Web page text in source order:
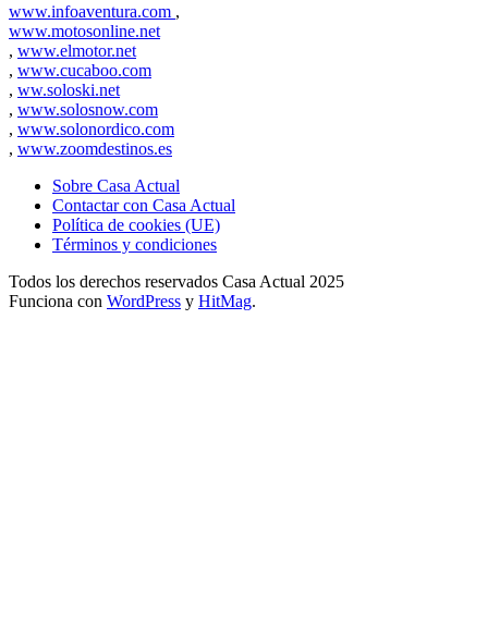
www.infoaventura.com ,
www.motosonline.net
, www.elmotor.net
, www.cucaboo.com
, ww.soloski.net
, www.solosnow.com
, www.solonordico.com
, www.zoomdestinos.es
Sobre Casa Actual
Contactar con Casa Actual
Política de cookies (UE)
Términos y condiciones
Todos los derechos reservados Casa Actual 2025
Funciona con WordPress y HitMag.